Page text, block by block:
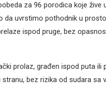
za 96 porodica koje žive
da uvrstimo pothodnik u
ispod pruge, bez
prolaz, građen ispod puta ili
bez rizika od sudara sa